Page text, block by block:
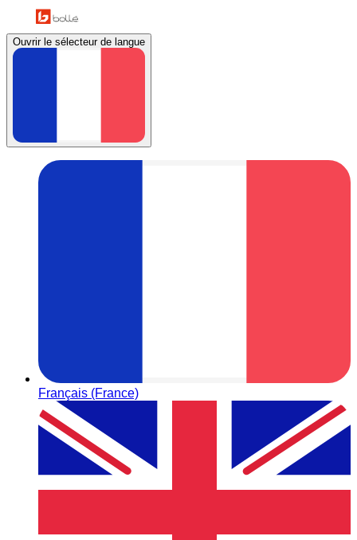
Ouvrir le sélecteur de langue
Français (France)